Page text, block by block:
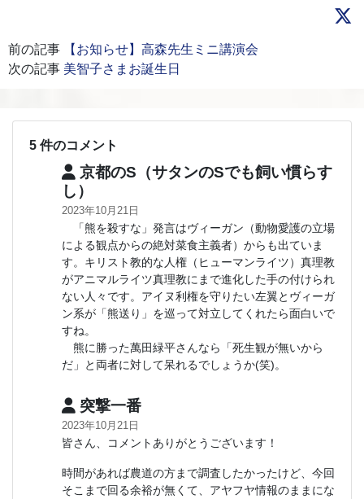
前の記事
【お知らせ】高森先生ミニ講演会
次の記事 美智子さまお誕生日
5 件のコメント
京都のS（サタンのSでも飼い慣らす
し）
2023年10月21日
「熊を殺すな」発言はヴィーガン（動物愛護の立場
による観点からの絶対菜食主義者）からも出ていま
す。キリスト教的な人権（ヒューマンライツ）真理教
がアニマルライツ真理教にまで進化した手の付けられ
ない人々です。アイヌ利権を守りたい左翼とヴィーガ
ン系が「熊送り」を巡って対立してくれたら面白いで
すね。
熊に勝った萬田緑平さんなら「死生観が無いから
だ」と両者に対して呆れるでしょうか(笑)。
突撃一番
2023年10月21日
皆さん、コメントありがとうございます！
時間があれば農道の方まで調査したかったけど、今回
そこまで回る余裕が無くて、アヤフヤ情報のままにな